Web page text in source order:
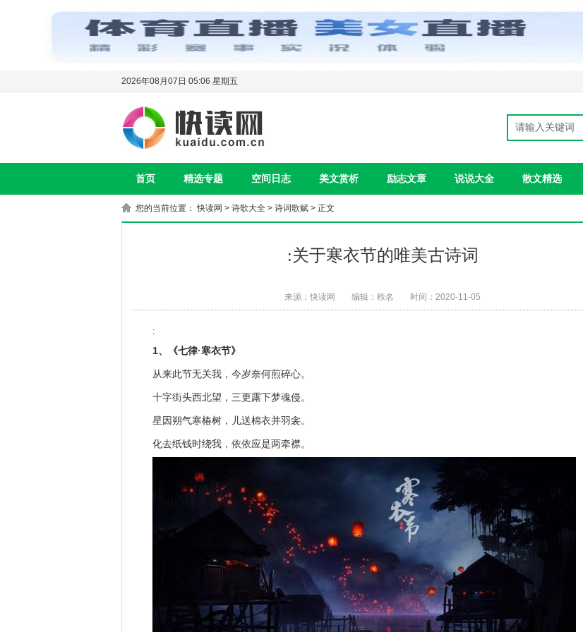
2026年08月07日 05:06 星期五
首页 精选专题 空间日志 美文赏析 励志文章 说说大全 散文精选
您的当前位置：快读网 > 诗歌大全 > 诗词歌赋 > 正文
:关于寒衣节的唯美古诗词
来源：快读网 编辑：秩名 时间：2020-11-05
:
1、《七律·寒衣节》
从来此节无关我，今岁奈何煎碎心。
十字街头西北望，三更露下梦魂侵。
星因朔气寒椿树，儿送棉衣并羽衾。
化去纸钱时绕我，依依应是两牵襟。